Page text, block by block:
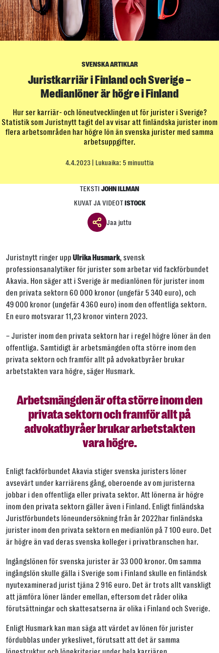
SVENSKA ARTIKLAR
Juristkarriär i Finland och Sverige –
Medianlöner är högre i Finland
Hur ser karriär- och löneutvecklingen ut för jurister i Sverige?
Statistik som Juristnytt tagit del av visar att finländska jurister inom
flera arbetsområden har högre lön än svenska jurister med samma
arbetsuppgifter.
4.4.2023 | Lukuaika: 5 minuuttia
TEKSTI JOHN ILLMAN
KUVAT JA VIDEOTISTOCK
Jaa juttu
Jaa tämä linkki seuraavilla tavoilla
Tai kopioi linkki
Kopioi
Juristnytt ringer upp Ulrika Husmark, svensk
professionsanalytiker för jurister som arbetar vid fackförbundet
Akavia. Hon säger att i Sverige är medianlönen för jurister inom
den privata sektorn 60 000 kronor (ungefär 5 340 euro), och
49 000 kronor (ungefär 4 360 euro) inom den offentliga sektorn.
En euro motsvarar 11,23 kronor vintern 2023.
– Jurister inom den privata sektorn har i regel högre löner än den
offentliga. Samtidigt är arbetsmängden ofta större inom den
privata sektorn och framför allt på advokatbyråer brukar
arbetstakten vara högre, säger Husmark.
Arbetsmängden är ofta större inom den
privata sektorn och framför allt på
advokatbyråer brukar arbetstakten
vara högre.
Enligt fackförbundet Akavia stiger svenska juristers löner
avsevärt under karriärens gång, oberoende av om juristerna
jobbar i den offentliga eller privata sektor. Att lönerna är högre
inom den privata sektorn gäller även i Finland. Enligt finländska
Juristförbundets löneundersökning från år 2022har finländska
jurister inom den privata sektorn en medianlön på 7 100 euro. Det
är högre än vad deras svenska kolleger i privatbranschen har.
Ingångslönen för svenska jurister är 33 000 kronor. Om samma
ingångslön skulle gälla i Sverige som i Finland skulle en finländsk
nyutexaminerad jurist tjäna 2 916 euro. Det är trots allt vanskligt
att jämföra löner länder emellan, eftersom det råder olika
förutsättningar och skattesatserna är olika i Finland och Sverige.
Enligt Husmark kan man säga att värdet av lönen för jurister
fördubblas under yrkeslivet, förutsatt att det är samma